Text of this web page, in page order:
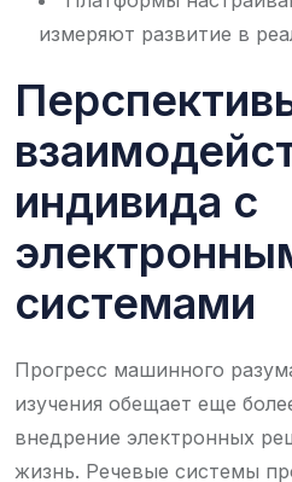
измеряют развитие в
индивида с
системами
Прогресс машинного
изучения обещает еще
внедрение электронных
жизнь. Речевые системы